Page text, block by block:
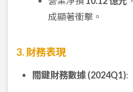
成顯著衝擊。
3. 財務表現
關鍵財務數據 (2024Q1):